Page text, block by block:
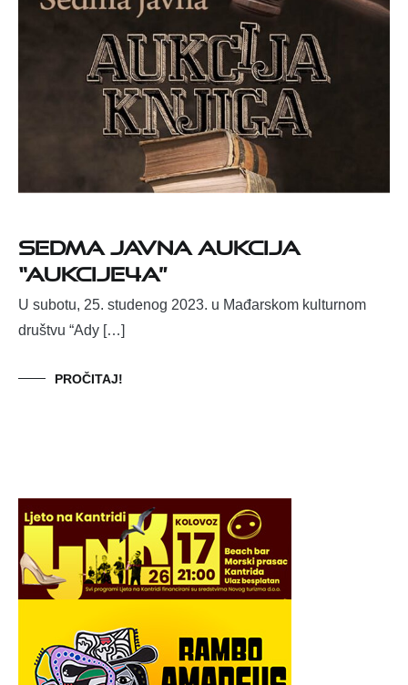
SEDMA JAVNA AUKCIJA
“aukcije4a”
U subotu, 25. studenog 2023. u Mađarskom kulturnom
društvu “Ady […]
PROČITAJ!